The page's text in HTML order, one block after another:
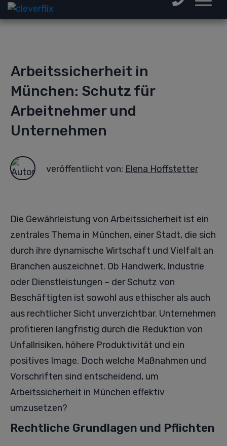
Arbeitssicherheit in
München: Schutz für
Arbeitnehmer und
Unternehmen
veröffentlicht von: Elena Hoffstetter
Die Gewährleistung von Arbeitssicherheit ist ein
zentrales Thema in München, einer Stadt, die sich
durch ihre dynamische Wirtschaft und Vielfalt an
Branchen auszeichnet. Ob Handwerk, Industrie
oder Dienstleistungen – der Schutz von
Beschäftigten ist sowohl aus ethischer als auch
aus rechtlicher Sicht unverzichtbar. Unternehmen
profitieren langfristig durch die Reduktion von
Unfallrisiken, höhere Produktivität und ein
positives Image. Doch welche Maßnahmen und
Vorschriften sind entscheidend, um
Arbeitssicherheit in München effektiv
umzusetzen?
Rechtliche Grundlagen und Pflichten